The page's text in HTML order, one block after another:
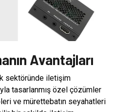
Avantajları
sektöründe iletişim
tasarlanmış özel çözümler
ve mürettebatın seyahatleri